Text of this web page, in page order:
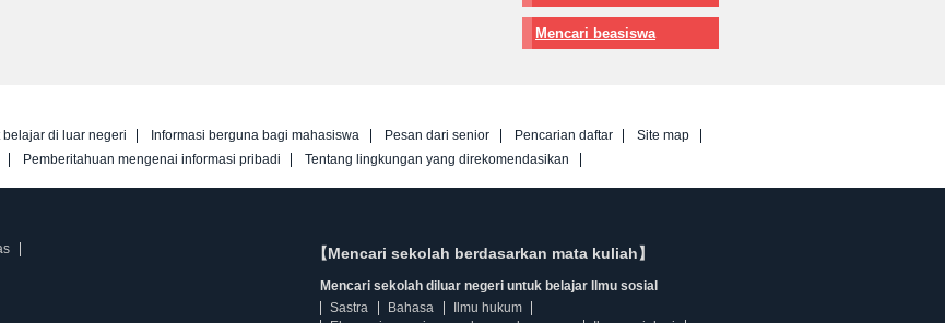
Mencari beasiswa
belajar di luar negeri Informasi berguna bagi mahasiswa Pesan dari senior Pencarian daftar
Site map
Pemberitahuan mengenai informasi pribadi Tentang lingkungan yang direkomendasikan
【Mencari sekolah berdasarkan mata kuliah】
Mencari sekolah diluar negeri untuk belajar Ilmu sosial
Sastra
Bahasa
Ilmu hukum